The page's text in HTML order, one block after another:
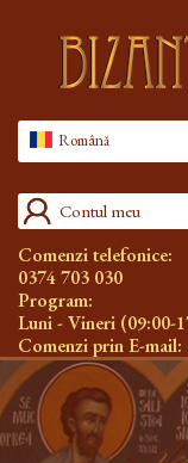
Română
Contul meu
Comenzi telefonice:
0374 703 030
Program:
Luni - Vineri (09:00-
Comenzi prin E-mail: